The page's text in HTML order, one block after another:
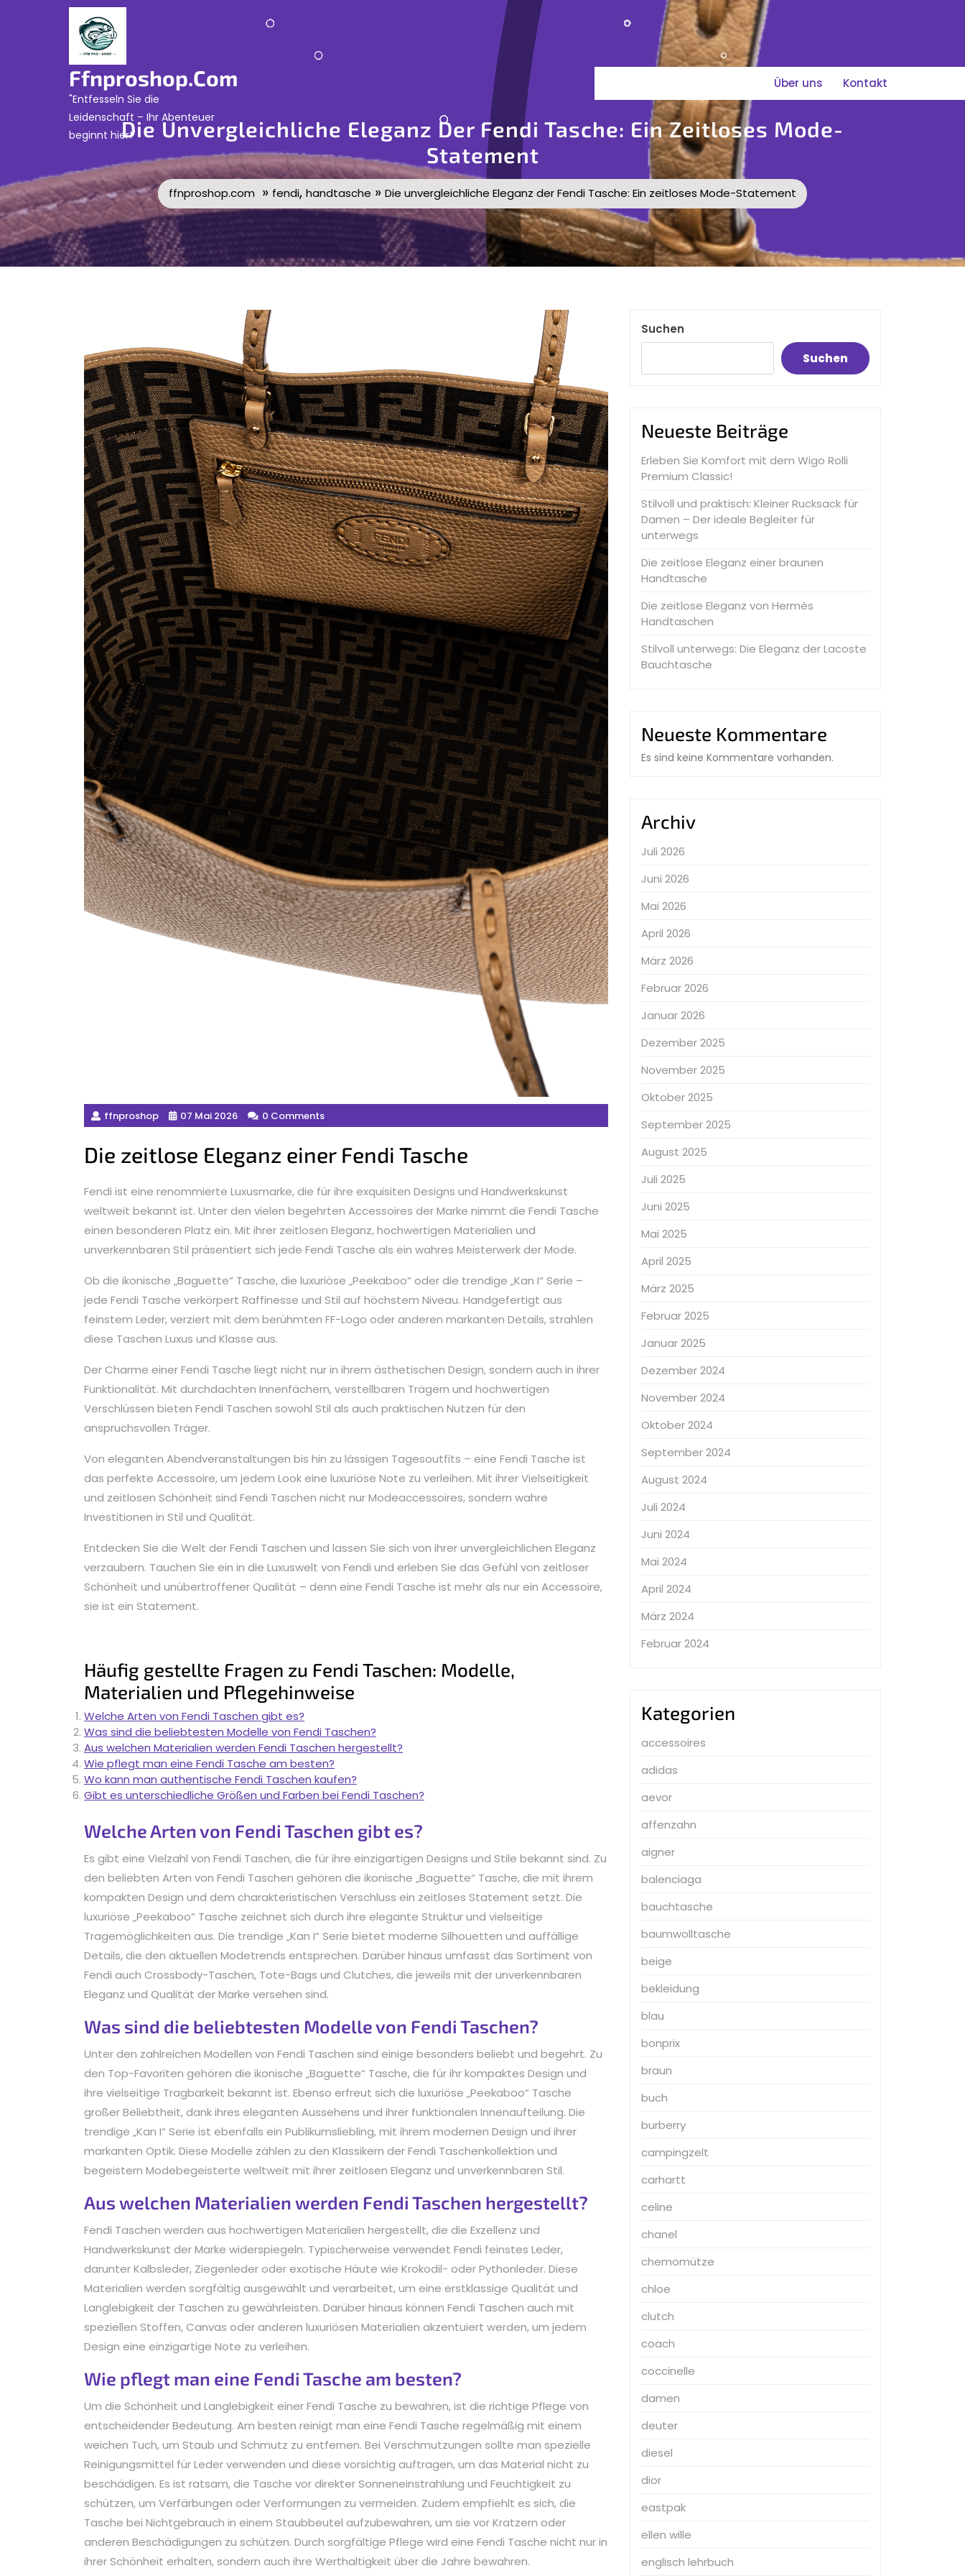
Ffnproshop.com
"Entfesseln Sie die
Leidenschaft – Ihr Abenteuer
beginnt hier!"
Über uns Kontakt
Die Unvergleichliche Eleganz Der Fendi Tasche: Ein Zeitloses Mode-
Statement
ffnproshop.com » fendi, handtasche » Die unvergleichliche Eleganz der Fendi Tasche: Ein zeitloses Mode-Statement
ffnproshop 07 Mai 2026 0 Comments
Die zeitlose Eleganz einer Fendi Tasche
Fendi ist eine renommierte Luxusmarke, die für ihre exquisiten Designs und Handwerkskunst
weltweit bekannt ist. Unter den vielen begehrten Accessoires der Marke nimmt die Fendi Tasche
einen besonderen Platz ein. Mit ihrer zeitlosen Eleganz, hochwertigen Materialien und
unverkennbaren Stil präsentiert sich jede Fendi Tasche als ein wahres Meisterwerk der Mode.
Ob die ikonische „Baguette“ Tasche, die luxuriöse „Peekaboo“ oder die trendige „Kan I“ Serie –
jede Fendi Tasche verkörpert Raffinesse und Stil auf höchstem Niveau. Handgefertigt aus
feinstem Leder, verziert mit dem berühmten FF-Logo oder anderen markanten Details, strahlen
diese Taschen Luxus und Klasse aus.
Der Charme einer Fendi Tasche liegt nicht nur in ihrem ästhetischen Design, sondern auch in ihrer
Funktionalität. Mit durchdachten Innenfächern, verstellbaren Trägern und hochwertigen
Verschlüssen bieten Fendi Taschen sowohl Stil als auch praktischen Nutzen für den
anspruchsvollen Träger.
Von eleganten Abendveranstaltungen bis hin zu lässigen Tagesoutfits – eine Fendi Tasche ist
das perfekte Accessoire, um jedem Look eine luxuriöse Note zu verleihen. Mit ihrer Vielseitigkeit
und zeitlosen Schönheit sind Fendi Taschen nicht nur Modeaccessoires, sondern wahre
Investitionen in Stil und Qualität.
Entdecken Sie die Welt der Fendi Taschen und lassen Sie sich von ihrer unvergleichlichen Eleganz
verzaubern. Tauchen Sie ein in die Luxuswelt von Fendi und erleben Sie das Gefühl von zeitloser
Schönheit und unübertroffener Qualität – denn eine Fendi Tasche ist mehr als nur ein Accessoire,
sie ist ein Statement.
Häufig gestellte Fragen zu Fendi Taschen: Modelle,
Materialien und Pflegehinweise
Welche Arten von Fendi Taschen gibt es?
Was sind die beliebtesten Modelle von Fendi Taschen?
Aus welchen Materialien werden Fendi Taschen hergestellt?
Wie pflegt man eine Fendi Tasche am besten?
Wo kann man authentische Fendi Taschen kaufen?
Gibt es unterschiedliche Größen und Farben bei Fendi Taschen?
Welche Arten von Fendi Taschen gibt es?
Es gibt eine Vielzahl von Fendi Taschen, die für ihre einzigartigen Designs und Stile bekannt sind. Zu
den beliebten Arten von Fendi Taschen gehören die ikonische „Baguette“ Tasche, die mit ihrem
kompakten Design und dem charakteristischen Verschluss ein zeitloses Statement setzt. Die
luxuriöse „Peekaboo“ Tasche zeichnet sich durch ihre elegante Struktur und vielseitige
Tragemöglichkeiten aus. Die trendige „Kan I“ Serie bietet moderne Silhouetten und auffällige
Details, die den aktuellen Modetrends entsprechen. Darüber hinaus umfasst das Sortiment von
Fendi auch Crossbody-Taschen, Tote-Bags und Clutches, die jeweils mit der unverkennbaren
Eleganz und Qualität der Marke versehen sind.
Was sind die beliebtesten Modelle von Fendi Taschen?
Unter den zahlreichen Modellen von Fendi Taschen sind einige besonders beliebt und begehrt. Zu
den Top-Favoriten gehören die ikonische „Baguette“ Tasche, die für ihr kompaktes Design und
ihre vielseitige Tragbarkeit bekannt ist. Ebenso erfreut sich die luxuriöse „Peekaboo“ Tasche
großer Beliebtheit, dank ihres eleganten Aussehens und ihrer funktionalen Innenaufteilung. Die
trendige „Kan I“ Serie ist ebenfalls ein Publikumsliebling, mit ihrem modernen Design und ihrer
markanten Optik. Diese Modelle zählen zu den Klassikern der Fendi Taschenkollektion und
begeistern Modebegeisterte weltweit mit ihrer zeitlosen Eleganz und unverkennbaren Stil.
Aus welchen Materialien werden Fendi Taschen hergestellt?
Fendi Taschen werden aus hochwertigen Materialien hergestellt, die die Exzellenz und
Handwerkskunst der Marke widerspiegeln. Typischerweise verwendet Fendi feinstes Leder,
darunter Kalbsleder, Ziegenleder oder exotische Häute wie Krokodil- oder Pythonleder. Diese
Materialien werden sorgfältig ausgewählt und verarbeitet, um eine erstklassige Qualität und
Langlebigkeit der Taschen zu gewährleisten. Darüber hinaus können Fendi Taschen auch mit
speziellen Stoffen, Canvas oder anderen luxuriösen Materialien akzentuiert werden, um jedem
Design eine einzigartige Note zu verleihen.
Wie pflegt man eine Fendi Tasche am besten?
Um die Schönheit und Langlebigkeit einer Fendi Tasche zu bewahren, ist die richtige Pflege von
entscheidender Bedeutung. Am besten reinigt man eine Fendi Tasche regelmäßig mit einem
weichen Tuch, um Staub und Schmutz zu entfernen. Bei Verschmutzungen sollte man spezielle
Reinigungsmittel für Leder verwenden und diese vorsichtig auftragen, um das Material nicht zu
beschädigen. Es ist ratsam, die Tasche vor direkter Sonneneinstrahlung und Feuchtigkeit zu
schützen, um Verfärbungen oder Verformungen zu vermeiden. Zudem empfiehlt es sich, die
Tasche bei Nichtgebrauch in einem Staubbeutel aufzubewahren, um sie vor Kratzern oder
anderen Beschädigungen zu schützen. Durch sorgfältige Pflege wird eine Fendi Tasche nicht nur in
ihrer Schönheit erhalten, sondern auch ihre Werthaltigkeit über die Jahre bewahren.
Suchen
Suchen
Neueste Beiträge
Erleben Sie Komfort mit dem Wigo Rolli
Premium Classic!
Stilvoll und praktisch: Kleiner Rucksack für
Damen – Der ideale Begleiter für
unterwegs
Die zeitlose Eleganz einer braunen
Handtasche
Die zeitlose Eleganz von Hermès
Handtaschen
Stilvoll unterwegs: Die Eleganz der Lacoste
Bauchtasche
Neueste Kommentare
Es sind keine Kommentare vorhanden.
Archiv
Juli 2026
Juni 2026
Mai 2026
April 2026
März 2026
Februar 2026
Januar 2026
Dezember 2025
November 2025
Oktober 2025
September 2025
August 2025
Juli 2025
Juni 2025
Mai 2025
April 2025
März 2025
Februar 2025
Januar 2025
Dezember 2024
November 2024
Oktober 2024
September 2024
August 2024
Juli 2024
Juni 2024
Mai 2024
April 2024
März 2024
Februar 2024
Kategorien
accessoires
adidas
aevor
affenzahn
aigner
balenciaga
bauchtasche
baumwolltasche
beige
bekleidung
blau
bonprix
braun
buch
burberry
campingzelt
carhartt
celine
chanel
chemomütze
chloe
clutch
coach
coccinelle
damen
deuter
diesel
dior
eastpak
ellen wille
englisch lehrbuch